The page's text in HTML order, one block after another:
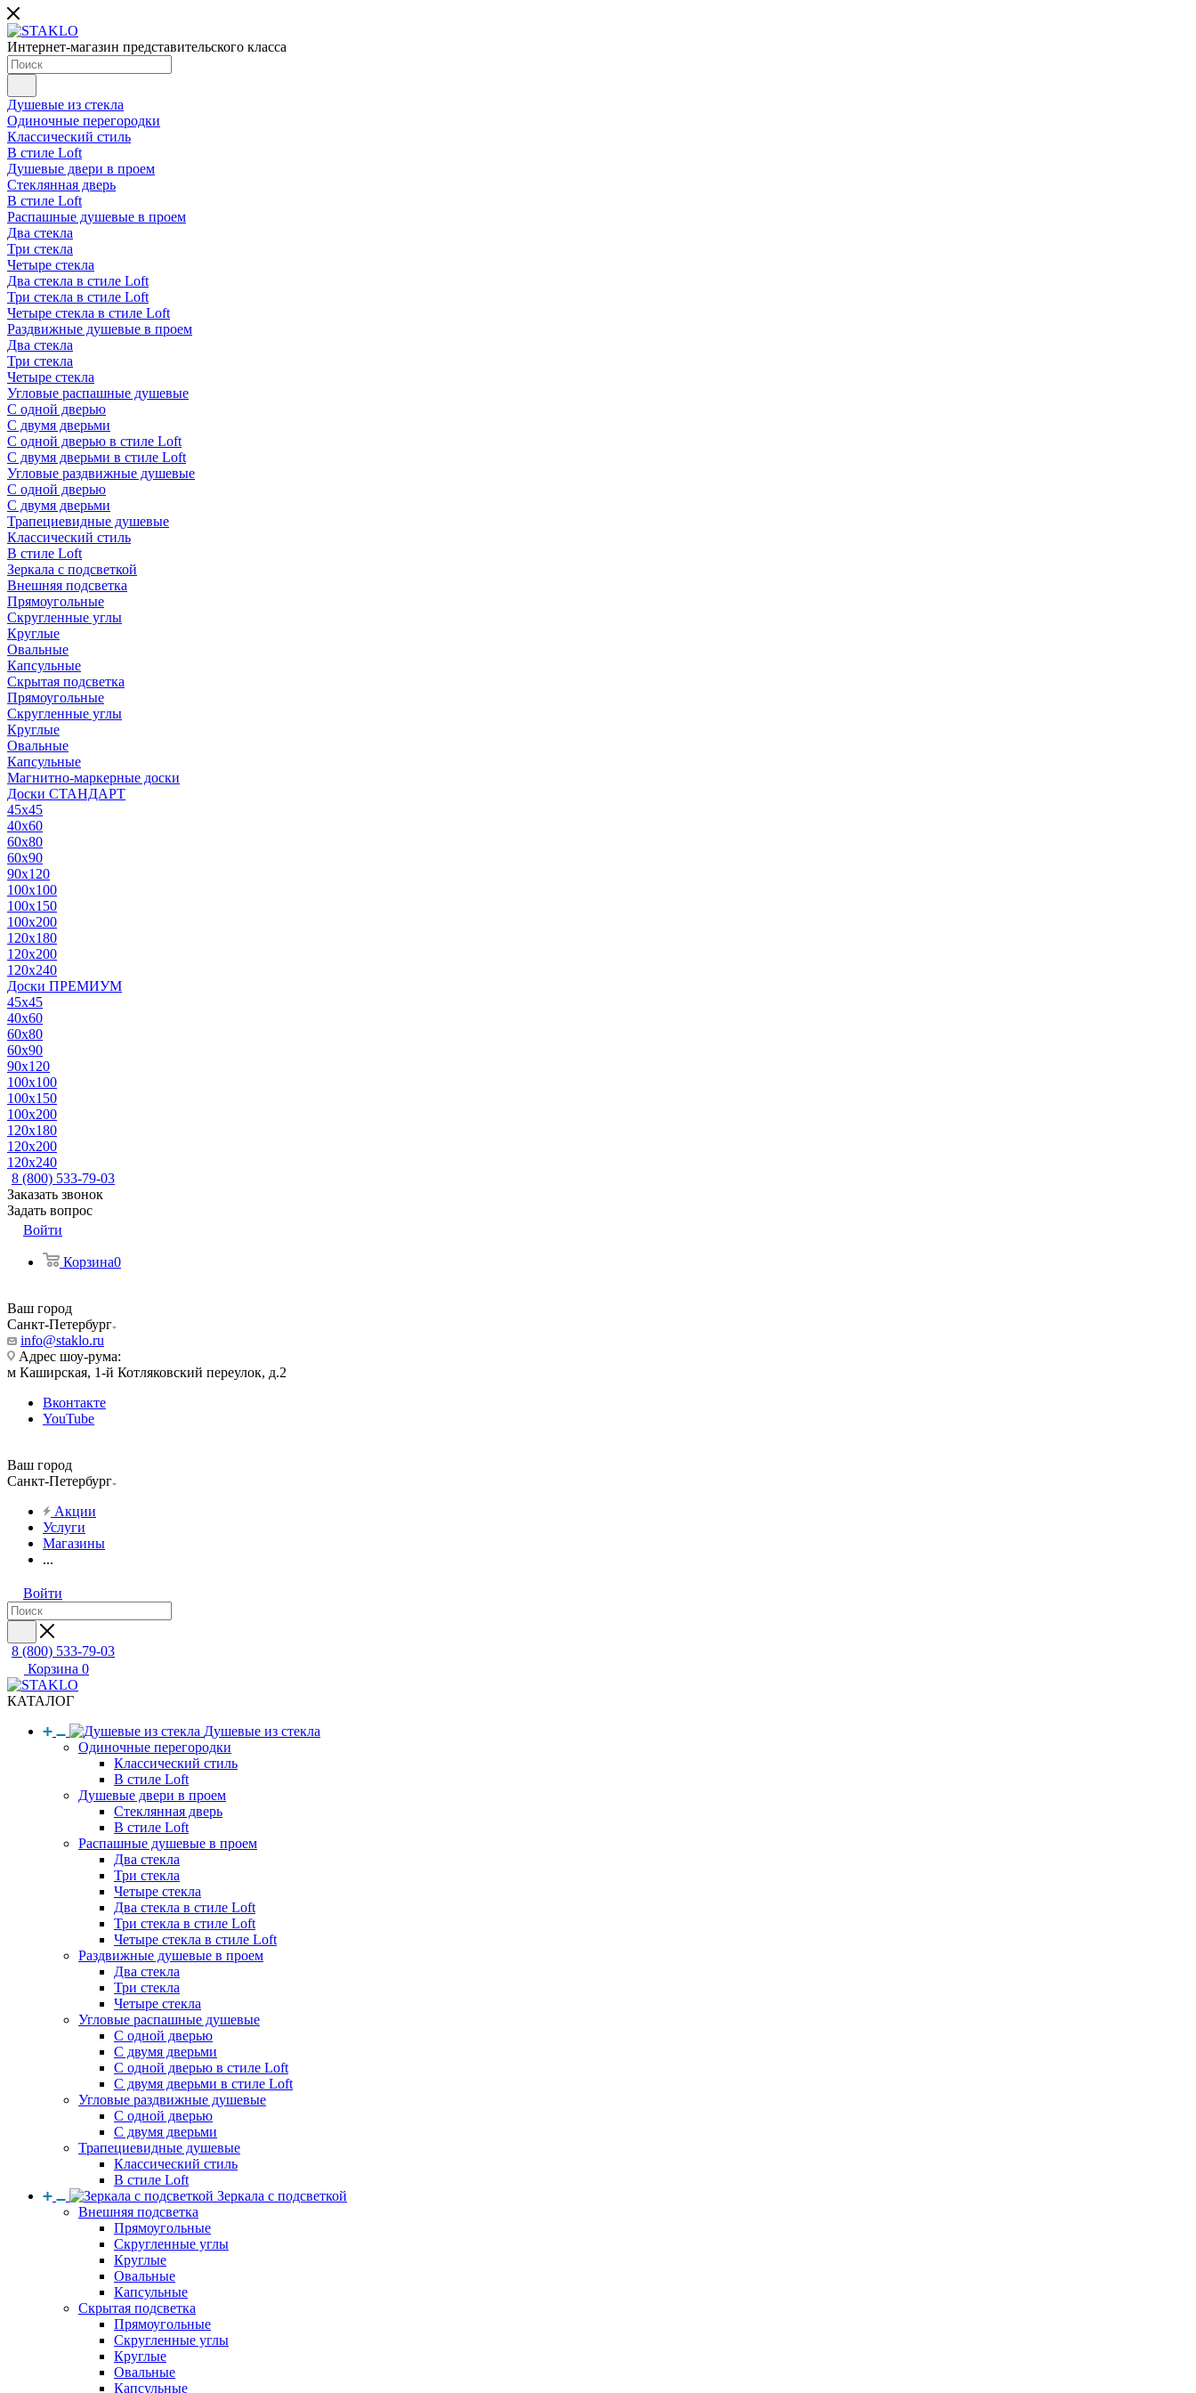
Интернет-магазин представительского класса
Душевые из стекла
Одиночные перегородки
Классический стиль
В стиле Loft
Душевые двери в проем
Стеклянная дверь
В стиле Loft
Распашные душевые в проем
Два стекла
Три стекла
Четыре стекла
Два стекла в стиле Loft
Три стекла в стиле Loft
Четыре стекла в стиле Loft
Раздвижные душевые в проем
Два стекла
Три стекла
Четыре стекла
Угловые распашные душевые
С одной дверью
С двумя дверьми
С одной дверью в стиле Loft
С двумя дверьми в стиле Loft
Угловые раздвижные душевые
С одной дверью
С двумя дверьми
Трапециевидные душевые
Классический стиль
В стиле Loft
Зеркала с подсветкой
Внешняя подсветка
Прямоугольные
Скругленные углы
Круглые
Овальные
Капсульные
Скрытая подсветка
Прямоугольные
Скругленные углы
Круглые
Овальные
Капсульные
Магнитно-маркерные доски
Доски СТАНДАРТ
45x45
40x60
60x80
60x90
90x120
100x100
100x150
100x200
120x180
120x200
120x240
Доски ПРЕМИУМ
45x45
40x60
60x80
60x90
90x120
100x100
100x150
100x200
120x180
120x200
120x240
8 (800) 533-79-03
Заказать звонок
Задать вопрос
Войти
Корзина0
Ваш город
Санкт-Петербург
info@staklo.ru
Адрес шоу-рума:
м Каширская, 1-й Котляковский переулок, д.2
Вконтакте
YouTube
Ваш город
Санкт-Петербург
Акции
Услуги
Магазины
...
Войти
8 (800) 533-79-03
Корзина 0
КАТАЛОГ
Душевые из стекла
Одиночные перегородки
Классический стиль
В стиле Loft
Душевые двери в проем
Стеклянная дверь
В стиле Loft
Распашные душевые в проем
Два стекла
Три стекла
Четыре стекла
Два стекла в стиле Loft
Три стекла в стиле Loft
Четыре стекла в стиле Loft
Раздвижные душевые в проем
Два стекла
Три стекла
Четыре стекла
Угловые распашные душевые
С одной дверью
С двумя дверьми
С одной дверью в стиле Loft
С двумя дверьми в стиле Loft
Угловые раздвижные душевые
С одной дверью
С двумя дверьми
Трапециевидные душевые
Классический стиль
В стиле Loft
Зеркала с подсветкой
Внешняя подсветка
Прямоугольные
Скругленные углы
Круглые
Овальные
Капсульные
Скрытая подсветка
Прямоугольные
Скругленные углы
Круглые
Овальные
Капсульные